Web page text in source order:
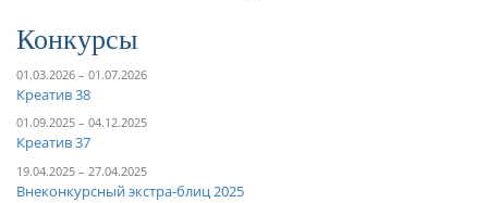
Конкурсы
01.03.2026 – 01.07.2026
Креатив 38
01.09.2025 – 04.12.2025
Креатив 37
19.04.2025 – 27.04.2025
Внеконкурсный экстра-блиц 2025